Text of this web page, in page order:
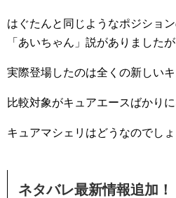
はぐたんと同じようなポジショ
「あいちゃん」説がありましたが
実際登場したのは全くの新しいキ
比較対象がキュアエースばかり
キュアマシェリはどうなのでし
ネタバレ最新情報追加！